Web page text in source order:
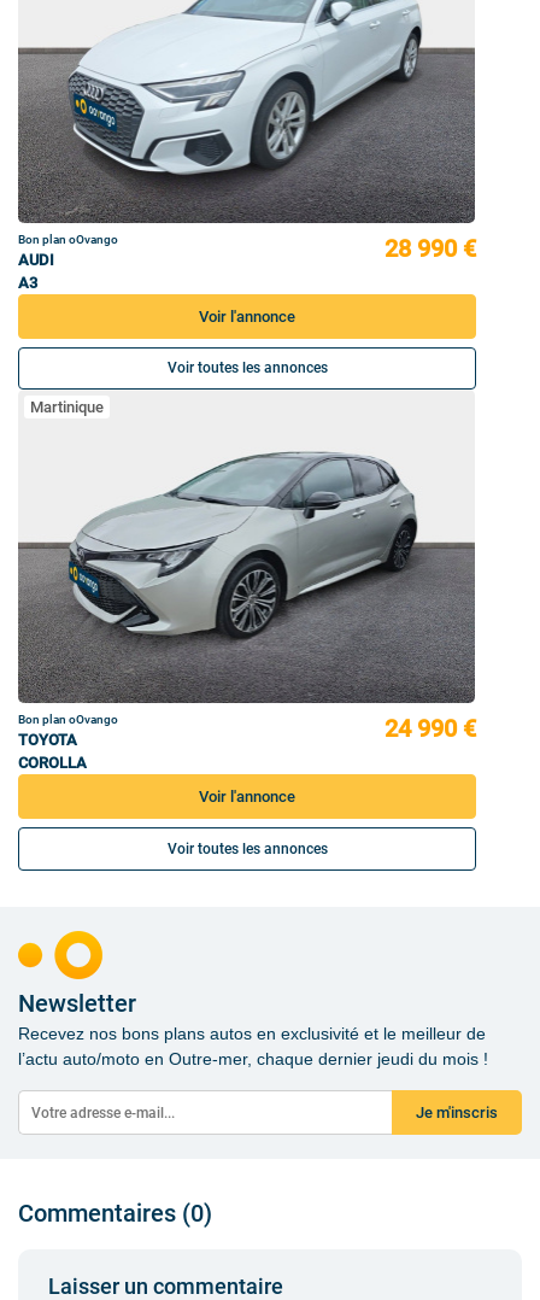
Bon plan oOvango
AUDI
A3
28 990 €
Voir l'annonce
Voir toutes les annonces
Martinique
Bon plan oOvango
TOYOTA
COROLLA
24 990 €
Voir l'annonce
Voir toutes les annonces
Newsletter
Recevez nos bons plans autos en exclusivité et le meilleur de
l’actu auto/moto en Outre-mer, chaque dernier jeudi du mois !
Je m'inscris
Commentaires (0)
Laisser un commentaire